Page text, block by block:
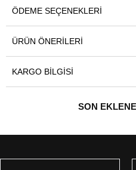
ÖDEME SEÇENEKLERI
ÜRÜN ÖNERILERI
KARGO BILGISI
SON